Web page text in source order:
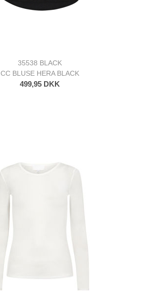
35538 BLACK
CC BLUSE HERA BLACK
499,95 DKK